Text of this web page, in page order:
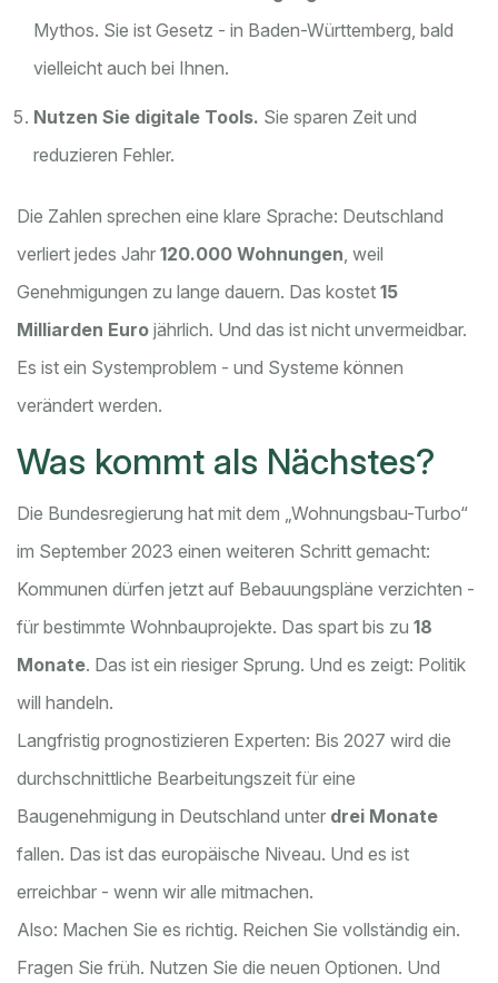
Mythos. Sie ist Gesetz - in Baden-Württemberg, bald
vielleicht auch bei Ihnen.
Nutzen Sie digitale Tools. Sie sparen Zeit und
reduzieren Fehler.
Die Zahlen sprechen eine klare Sprache: Deutschland
verliert jedes Jahr 120.000 Wohnungen , weil
Genehmigungen zu lange dauern. Das kostet 15
Milliarden Euro jährlich. Und das ist nicht unvermeidbar.
Es ist ein Systemproblem - und Systeme können
verändert werden.
Was kommt als Nächstes?
Die Bundesregierung hat mit dem „Wohnungsbau-Turbo“
im September 2023 einen weiteren Schritt gemacht:
Kommunen dürfen jetzt auf Bebauungspläne verzichten -
für bestimmte Wohnbauprojekte. Das spart bis zu 18
Monate. Das ist ein riesiger Sprung. Und es zeigt: Politik
will handeln.
Langfristig prognostizieren Experten: Bis 2027 wird die
durchschnittliche Bearbeitungszeit für eine
Baugenehmigung in Deutschland unter drei Monate
fallen. Das ist das europäische Niveau. Und es ist
erreichbar - wenn wir alle mitmachen.
Also: Machen Sie es richtig. Reichen Sie vollständig ein.
Fragen Sie früh. Nutzen Sie die neuen Optionen. Und